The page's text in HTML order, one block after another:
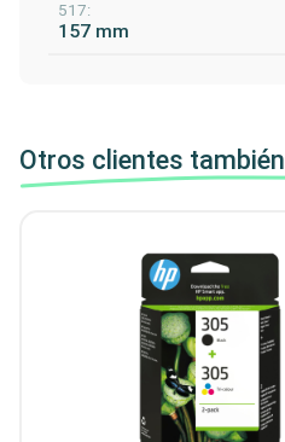
517:
157 mm
Otros clientes